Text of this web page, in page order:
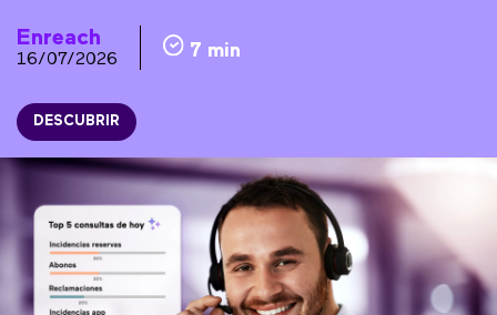
Enreach
16/07/2026 7 min
DESCUBRIR